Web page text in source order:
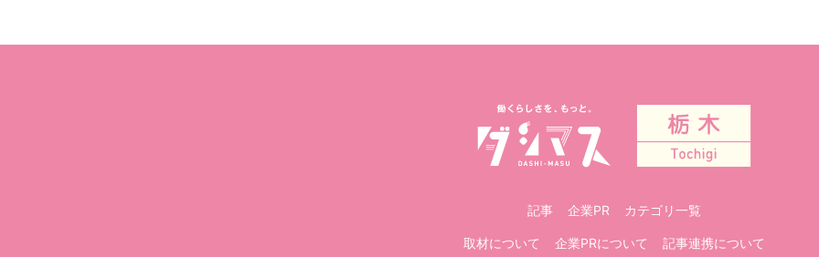
記事 企業PR カテゴリ一覧
取材について 企業PRについて 記事連携について